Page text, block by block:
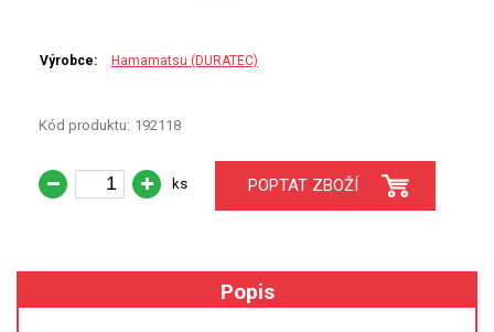
XRF
Výrobce: Hamamatsu (DURATEC)
Kód produktu: 192118
ks POPTAT ZBOŽÍ
Popis